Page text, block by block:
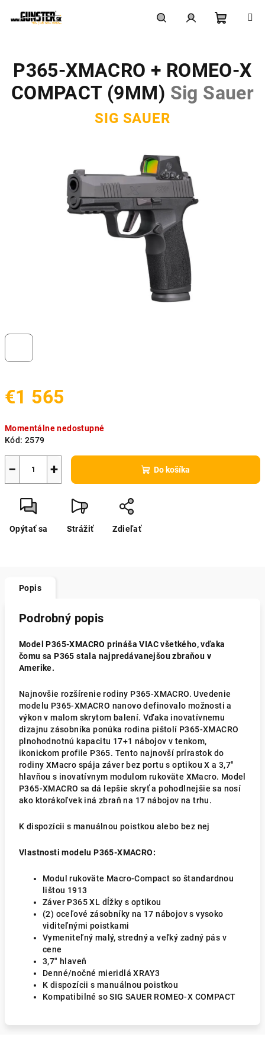
košík
€1 565
cena:
Momentálne nedostupné
Kód: 2579
+
− Do košíka
Opýtať sa Strážiť Zdieľať
P365-XMACRO + ROMEO-X
COMPACT (9MM) Sig Sauer
SIG SAUER
Popis
Podrobný popis
Model P365-XMACRO prináša VIAC všetkého, vďaka
čomu sa P365 stala najpredávanejšou zbraňou v
Amerike.
Najnovšie rozšírenie rodiny P365-XMACRO. Uvedenie
modelu P365-XMACRO nanovo definovalo možnosti a
výkon v malom skrytom balení. Vďaka inovatívnemu
dizajnu zásobníka ponúka rodina pištolí P365-XMACRO
plnohodnotnú kapacitu 17+1 nábojov v tenkom,
ikonickom profile P365. Tento najnovší prírastok do
rodiny XMacro spája záver bez portu s optikou X a 3,7"
hlavňou s inovatívnym modulom rukoväte XMacro. Model
P365-XMACRO sa dá lepšie skryť a pohodlnejšie sa nosí
ako ktorákoľvek iná zbraň na 17 nábojov na trhu.
K dispozícii s manuálnou poistkou alebo bez nej
Vlastnosti modelu P365-XMACRO:
Modul rukoväte Macro-Compact so štandardnou
lištou 1913
Záver P365 XL dĺžky s optikou
(2) oceľové zásobníky na 17 nábojov s vysoko
viditeľnými poistkami
Vymeniteľný malý, stredný a veľký zadný pás v
cene
3,7" hlaveň
Denné/nočné mieridlá XRAY3
K dispozícii s manuálnou poistkou
Kompatibilné so SIG SAUER ROMEO-X COMPACT